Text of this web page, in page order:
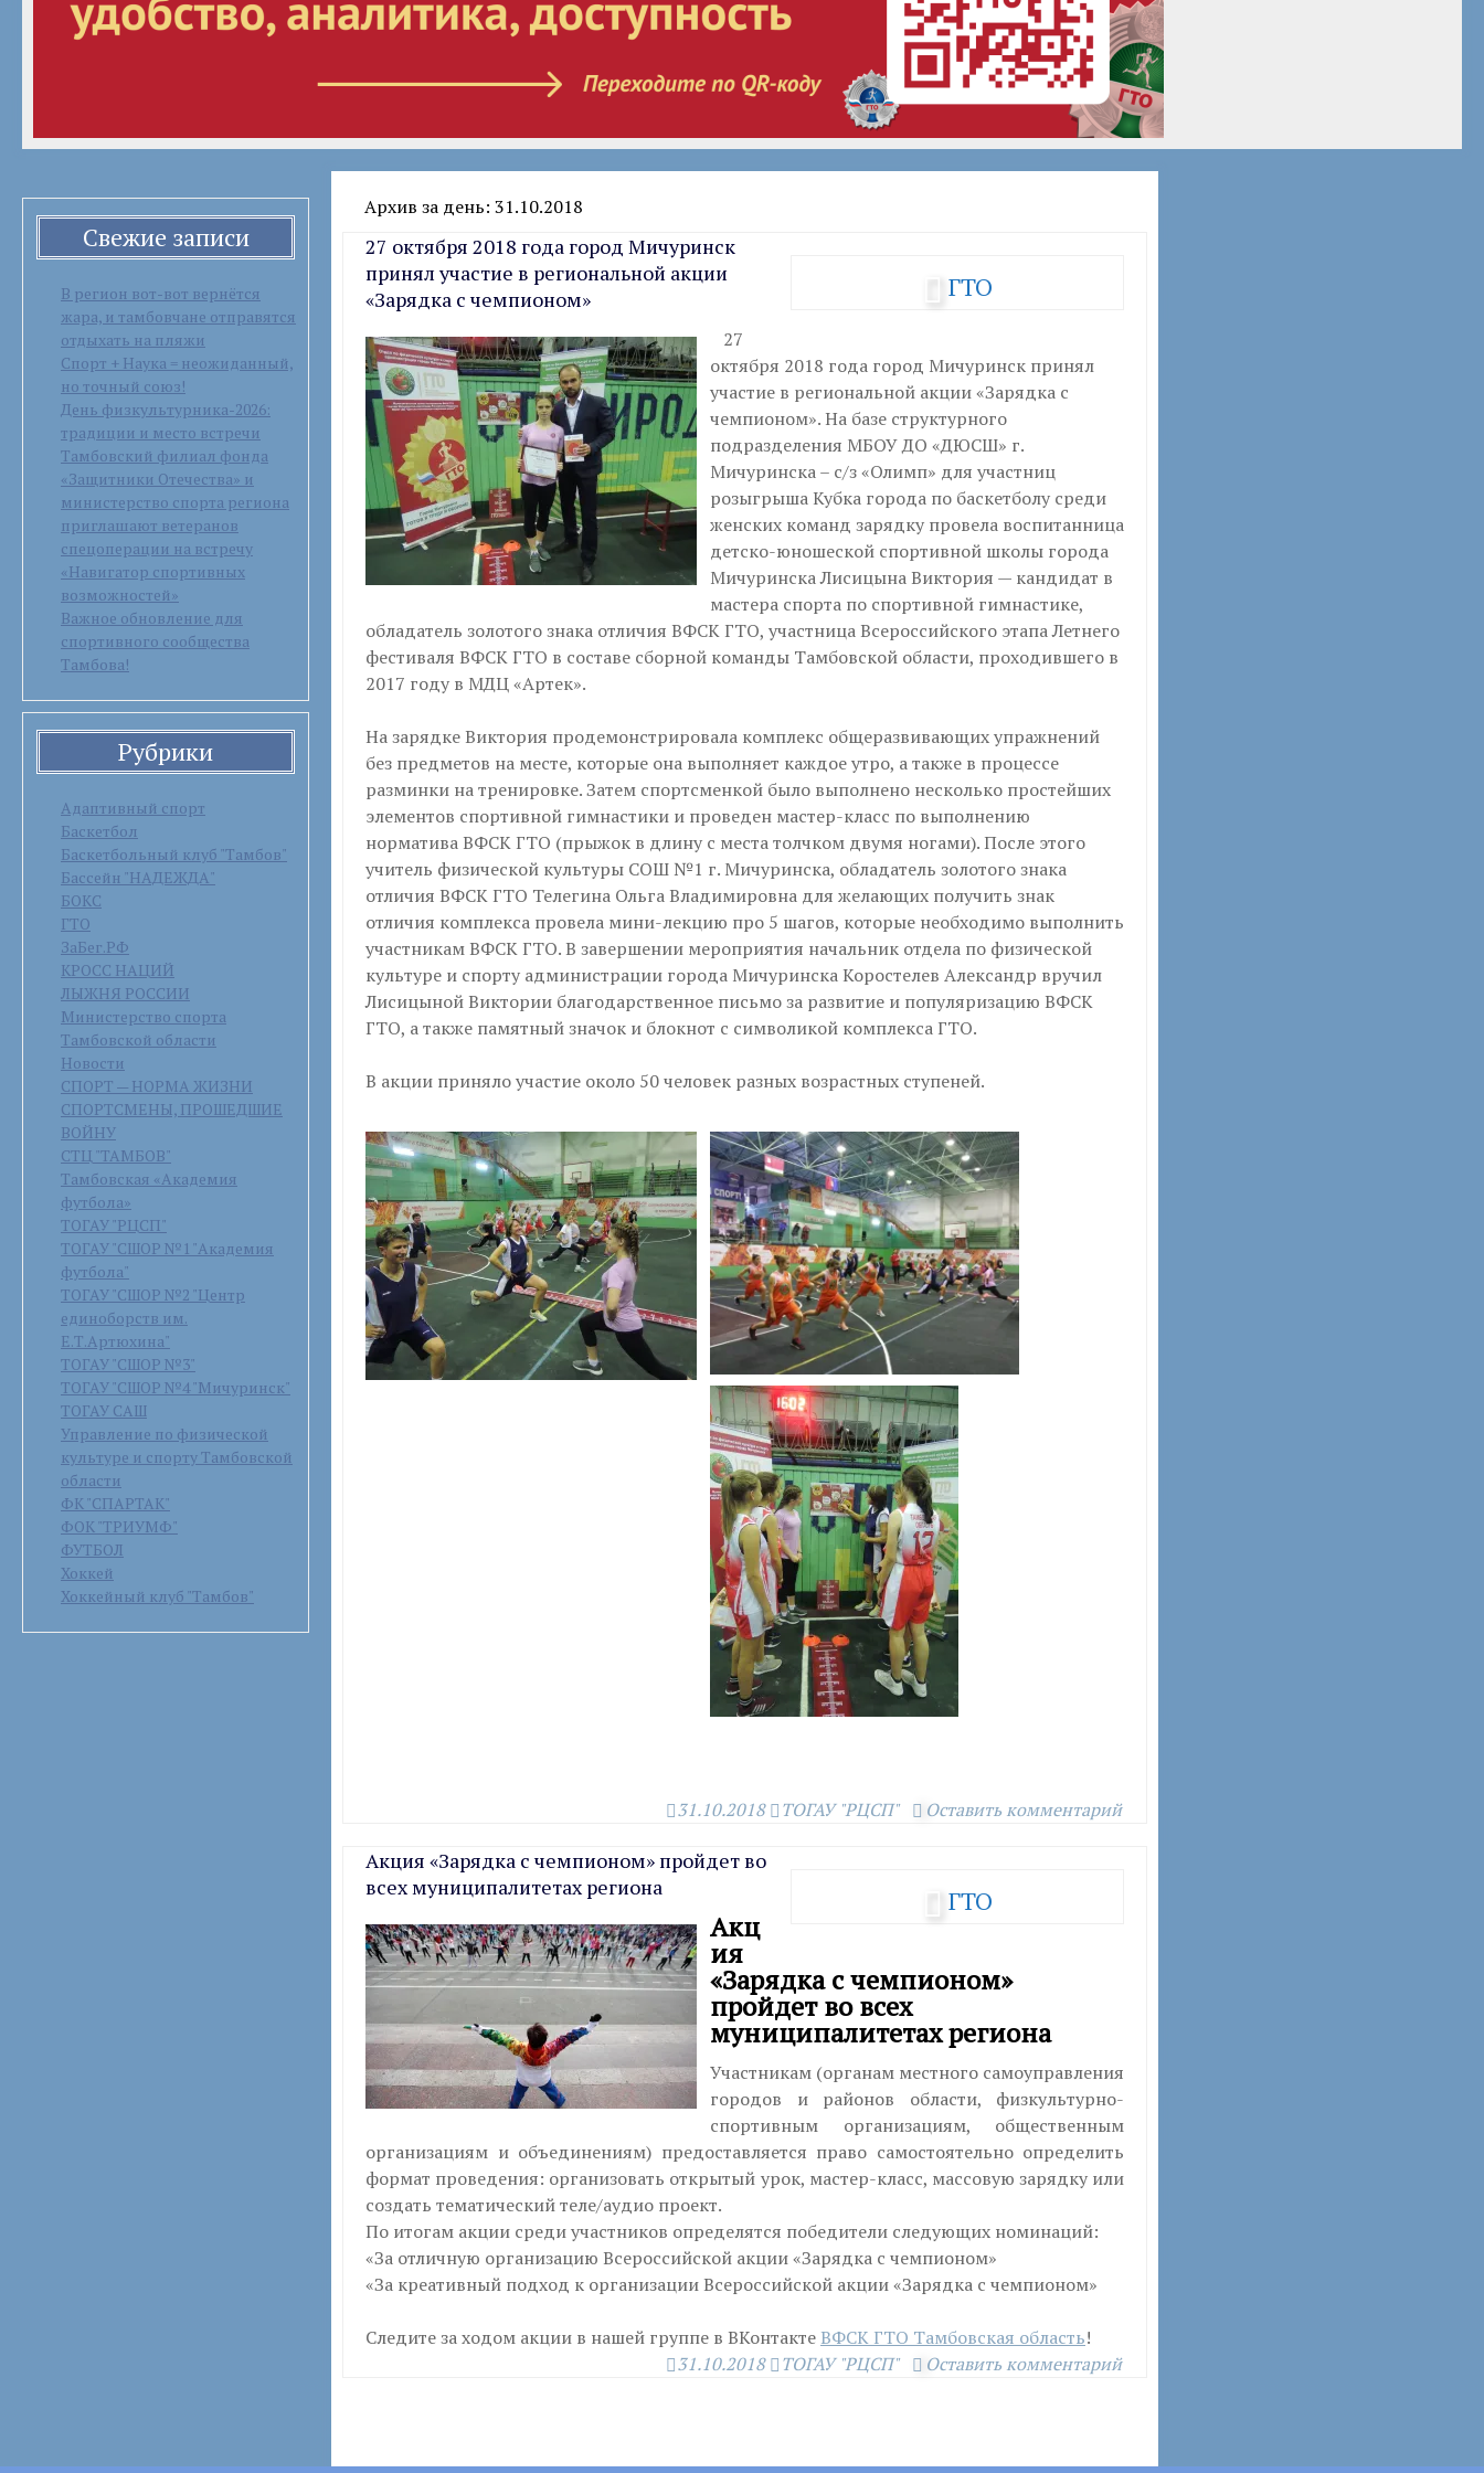
Свежие записи
В регион вот-вот вернётся
жара, и тамбовчане отправятся
отдыхать на пляжи
Спорт + Наука = неожиданный,
но точный союз!
День физкультурника-2026:
традиции и место встречи
Тамбовский филиал фонда
«Защитники Отечества» и
министерство спорта региона
приглашают ветеранов
спецоперации на встречу
«Навигатор спортивных
возможностей»
Важное обновление для
спортивного сообщества
Тамбова!
Рубрики
Адаптивный спорт
Баскетбол
Баскетбольный клуб "Тамбов"
Бассейн "НАДЕЖДА"
БОКС
ГТО
ЗаБег.РФ
КРОСС НАЦИЙ
ЛЫЖНЯ РОССИИ
Министерство спорта
Тамбовской области
Новости
СПОРТ — НОРМА ЖИЗНИ
СПОРТСМЕНЫ, ПРОШЕДШИЕ
ВОЙНУ
СТЦ "ТАМБОВ"
Тамбовская «Академия
футбола»
ТОГАУ "РЦСП"
ТОГАУ "СШОР №1 "Академия
футбола"
ТОГАУ "СШОР №2 "Центр
единоборств им.
Е.Т.Артюхина"
ТОГАУ "СШОР №3"
ТОГАУ "СШОР №4 "Мичуринск"
ТОГАУ САШ
Управление по физической
культуре и спорту Тамбовской
области
ФК "СПАРТАК"
ФОК "ТРИУМФ"
ФУТБОЛ
Хоккей
Хоккейный клуб "Тамбов"
Архив за день: 31.10.2018
ГТО
27 октября 2018 года город Мичуринск
принял участие в региональной акции
«Зарядка с чемпионом»
27
октября 2018 года город Мичуринск принял
участие в региональной акции «Зарядка с
чемпионом». На базе структурного
подразделения МБОУ ДО «ДЮСШ» г.
Мичуринска – с/з «Олимп» для участниц
розыгрыша Кубка города по баскетболу среди
женских команд зарядку провела воспитанница
детско-юношеской спортивной школы города
Мичуринска Лисицына Виктория — кандидат в
мастера спорта по спортивной гимнастике,
обладатель золотого знака отличия ВФСК ГТО, участница Всероссийского этапа Летнего
фестиваля ВФСК ГТО в составе сборной команды Тамбовской области, проходившего в
2017 году в МДЦ «Артек».
На зарядке Виктория продемонстрировала комплекс общеразвивающих упражнений
без предметов на месте, которые она выполняет каждое утро, а также в процессе
разминки на тренировке. Затем спортсменкой было выполнено несколько простейших
элементов спортивной гимнастики и проведен мастер-класс по выполнению
норматива ВФСК ГТО (прыжок в длину с места толчком двумя ногами). После этого
учитель физической культуры СОШ №1 г. Мичуринска, обладатель золотого знака
отличия ВФСК ГТО Телегина Ольга Владимировна для желающих получить знак
отличия комплекса провела мини-лекцию про 5 шагов, которые необходимо выполнить
участникам ВФСК ГТО. В завершении мероприятия начальник отдела по физической
культуре и спорту администрации города Мичуринска Коростелев Александр вручил
Лисицыной Виктории благодарственное письмо за развитие и популяризацию ВФСК
ГТО, а также памятный значок и блокнот с символикой комплекса ГТО.
В акции приняло участие около 50 человек разных возрастных ступеней.
31.10.2018 ТОГАУ "РЦСП" Оставить комментарий
ГТО
Акция «Зарядка с чемпионом» пройдет во
всех муниципалитетах региона
Акц
ия
«Зарядка с чемпионом»
пройдет во всех
муниципалитетах региона
Участникам (органам местного самоуправления
городов и районов области, физкультурно-
спортивным организациям, общественным
организациям и объединениям) предоставляется право самостоятельно определить
формат проведения: организовать открытый урок, мастер-класс, массовую зарядку или
создать тематический теле/аудио проект.
По итогам акции среди участников определятся победители следующих номинаций:
«За отличную организацию Всероссийской акции «Зарядка с чемпионом»
«За креативный подход к организации Всероссийской акции «Зарядка с чемпионом»
Следите за ходом акции в нашей группе в ВКонтакте ВФСК ГТО Тамбовская область!
31.10.2018
ТОГАУ "РЦСП" Оставить комментарий